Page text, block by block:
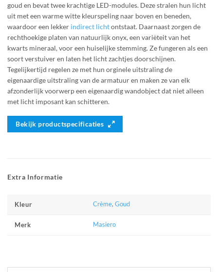
goud en bevat twee krachtige LED-modules. Deze stralen hun licht
uit met een warme witte kleurspeling naar boven en beneden,
waardoor een lekker indirect lichtontstaat. Daarnaast zorgen de
rechthoekige platen van natuurlijk onyx, een variëteit van het
kwarts mineraal, voor een huiselijke stemming. Ze fungeren als een
soort verstuiver en laten het licht zachtjes doorschijnen.
Tegelijkertijd regelen ze met hun orginele uitstraling de
eigenaardige uitstraling van de armatuur en maken ze van elk
afzonderlijk voorwerp een eigenaardig wandobject dat niet alleen
met licht imposant kan schitteren.
Bekijk productspecificaties
Extra Informatie
Kleur Crème,Goud
Merk Masiero